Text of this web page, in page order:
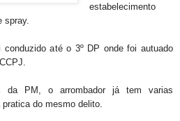
estabelecimento
spray.
conduzido até o 3º DP onde foi autuado
da PM, o arrombador já tem varias
do mesmo delito.